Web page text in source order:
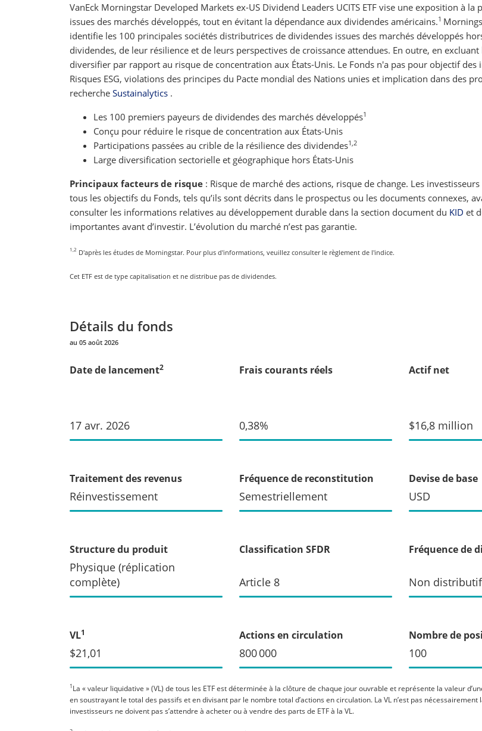
VanEck Morningstar Developed Markets ex-US Dividend Leaders UCITS ETF vise une exposition à
issues des marchés développés, tout en évitant la dépendance aux dividendes américains.1
identifie les 100 principales sociétés distributrices de dividendes issues des marchés développés
dividendes, de leur résilience et de leurs perspectives de croissance attendues. En outre, en
diversifier par rapport au risque de concentration aux États-Unis. Le Fonds n'a pas pour objectif
Risques ESG, violations des principes du Pacte mondial des Nations unies et implication dans des
recherche Sustainalytics .
Les 100 premiers payeurs de dividendes des marchés développés1
Conçu pour réduire le risque de concentration aux États-Unis
Participations passées au crible de la résilience des dividendes1,2
Large diversification sectorielle et géographique hors États-Unis
Principaux facteurs de risque : Risque de marché des actions, risque de change. Les
tous les objectifs du Fonds, tels qu’ils sont décrits dans le prospectus ou les documents connexes,
consulter les informations relatives au développement durable dans la section document du KID et
importantes avant d’investir. L’évolution du marché n’est pas garantie.
1,2 D'après les études de Morningstar. Pour plus d'informations, veuillez consulter le règlement de l'indice.
Cet ETF est de type capitalisation et ne distribue pas de dividendes.
Détails du fonds
au 05 août 2026
Date de lancement2
17 avr. 2026
Frais courants réels
0,38%
Actif net
$16,8 million
Traitement des revenus
Réinvestissement
Fréquence de reconstitution
Semestriellement
Devise de base
USD
Structure du produit
Physique (réplication
complète)
Classification SFDR
Article 8
Fréquence de
Non distributif
VL1
$21,01
Actions en circulation
800 000
Nombre de
100
1La « valeur liquidative » (VL) de tous les ETF est déterminée à la clôture de chaque jour ouvrable et représente la valeur
en soustrayant le total des passifs et en divisant par le nombre total d’actions en circulation. La VL n’est pas
investisseurs ne doivent pas s’attendre à acheter ou à vendre des parts de ETF à la VL.